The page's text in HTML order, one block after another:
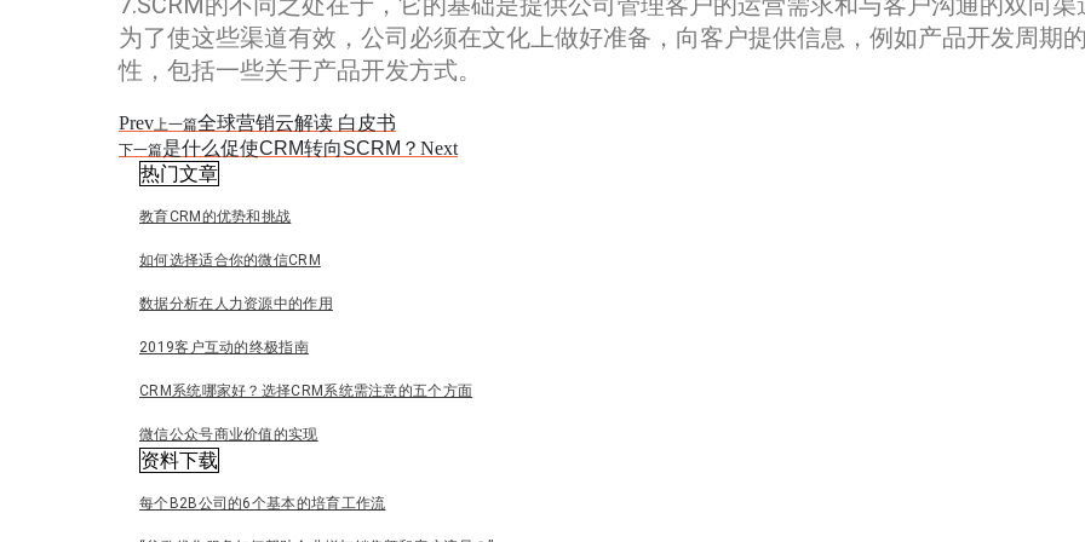
为了使这些渠道有效，公司必须在文化上做好准备，向客户提供信息，例如产品开发周期
性，包括一些关于产品开发方式。
Prev上一篇全球营销云解读 白皮书
下一篇是什么促使CRM转向SCRM？ Next
热门文章
教育CRM的优势和挑战
如何选择适合你的微信CRM
数据分析在人力资源中的作用
2019客户互动的终极指南
CRM系统哪家好？选择CRM系统需注意的五个方面
微信公众号商业价值的实现
资料下载
每个B2B公司的6个基本的培育工作流